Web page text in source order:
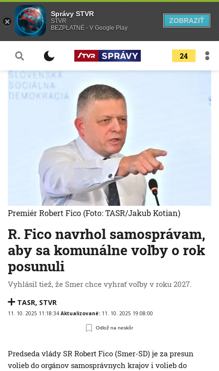
24
R. Fico navrhol samosprávam,
aby sa komunálne voľby o rok
posunuli
Vyhlásil tiež, že Smer chce vyhrať voľby v roku 2027.
TASR, STVR
11. 10. 2025 11:18:34 Aktualizované: 11. 10. 2025 19:08:00
Odlož na neskôr
Premiér Robert Fico (Foto: TASR/Jakub Kotian)
Predseda vlády SR Robert Fico (Smer-SD) je za presun
volieb do orgánov samosprávnych krajov i volieb do
Správy STVR
STVR
BEZPLATNÉ - V Google Play
ZOBRAZIŤ